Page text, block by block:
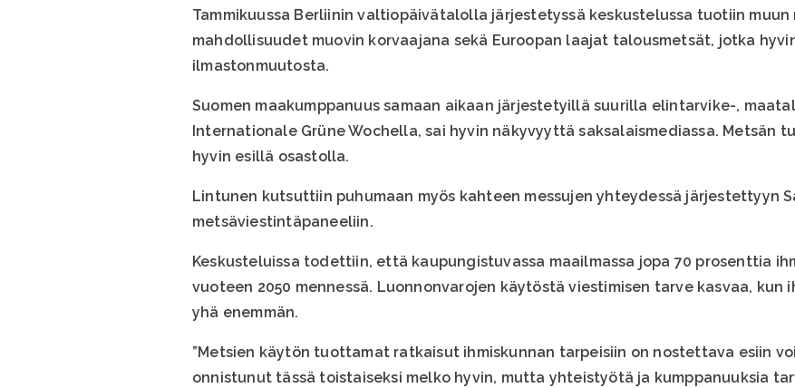
Tammikuussa Berliinin valtiopäivätalolla järjestetyssä keskustelussa tuotiin muun
mahdollisuudet muovin korvaajana sekä Euroopan laajat talousmetsät, jotka
ilmastonmuutosta.
Suomen maakumppanuus samaan aikaan järjestetyillä suurilla elintarvike-,
Internationale Grüne Wochella, sai hyvin näkyvyyttä saksalaismediassa.
hyvin esillä osastolla.
Lintunen kutsuttiin puhumaan myös kahteen messujen yhteydessä järjestettyyn
metsäviestintäpaneeliin.
Keskusteluissa todettiin, että kaupungistuvassa maailmassa jopa 70 prosenttia
vuoteen 2050 mennessä. Luonnonvarojen käytöstä viestimisen tarve kasvaa,
yhä enemmän.
”Metsien käytön tuottamat ratkaisut ihmiskunnan tarpeisiin on nostettava esiin
onnistunut tässä toistaiseksi melko hyvin, mutta yhteistyötä ja kumppanuuksia